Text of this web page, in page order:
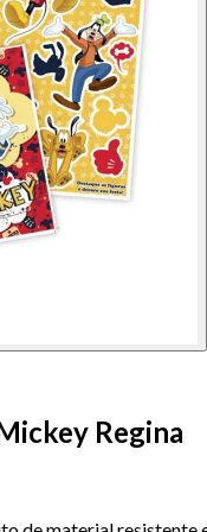
Regina